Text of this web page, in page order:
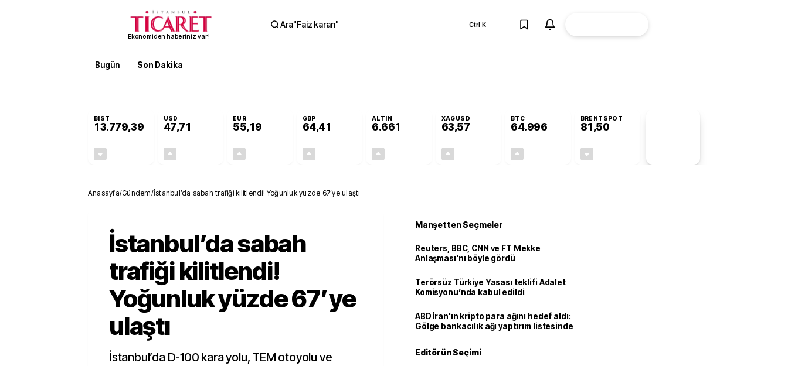
Ekonomiden haberiniz var!
Ara"Faiz kararı" Ctrl K
Bugün Son Dakika
BIST
13.779,39
USD
47,71
EUR
55,19
GBP
64,41
ALTIN
6.661
XAGUSD
63,57
BTC
64.996
BRENTSPOT
81,50
Anasayfa/Gündem/İstanbul’da sabah trafiği kilitlendi! Yoğunluk yüzde 67’ye ulaştı
İstanbul’da sabah
trafiği kilitlendi!
Yoğunluk yüzde 67’ye
ulaştı
İstanbul’da D-100 kara yolu, TEM otoyolu ve
Manşetten Seçmeler
Reuters, BBC, CNN ve FT Mekke
Anlaşması'nı böyle gördü
Terörsüz Türkiye Yasası teklifi Adalet
Komisyonu’nda kabul edildi
ABD İran'ın kripto para ağını hedef aldı:
Gölge bankacılık ağı yaptırım listesinde
Editörün Seçimi